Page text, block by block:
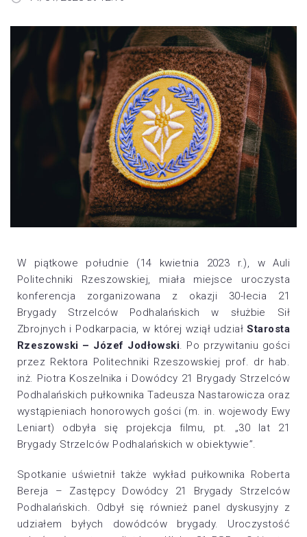
W piątkowe południe (14 kwietnia 2023 r.), w Auli
Politechniki Rzeszowskiej, miała miejsce uroczysta
konferencja zorganizowana z okazji 30-lecia 21
Brygady Strzelców Podhalańskich w służbie Sił
Zbrojnych i Podkarpacia, w której wziął udziałStarosta
Rzeszowski – Józef Jodłowski. Po przywitaniu gości
przez Rektora Politechniki Rzeszowskiej prof. dr hab.
inż. Piotra Koszelnika i Dowódcy 21 Brygady Strzelców
Podhalańskich pułkownika Tadeusza Nastarowicza oraz
wystąpieniach honorowych gości (m. in. wojewody Ewy
Leniart) odbyła się projekcja filmu, pt. „30 lat 21
Brygady Strzelców Podhalańskich w obiektywie”.
Spotkanie uświetnił także wykład pułkownika Roberta
Bereja – Zastępcy Dowódcy 21 Brygady Strzelców
Podhalańskich. Odbył się również panel dyskusyjny z
udziałem byłych dowódców brygady. Uroczystość